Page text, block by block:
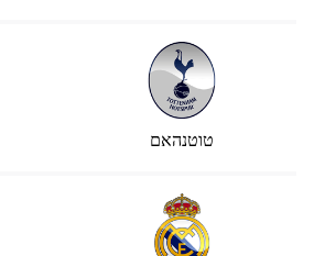
טוטנהאם